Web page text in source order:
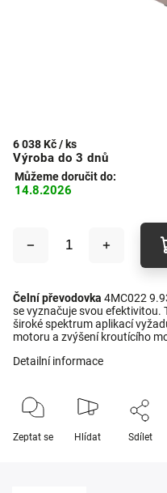
6 038 Kč/ ks
Výroba do 3 dnů
Můžeme doručit do:
14.8.2026
Čelní převodovka 4MC022
se vyznačuje svou efektivitou.
široké spektrum aplikací
motoru a zvýšení kroutícího
Detailní informace
Zeptat se Hlídat Sdílet